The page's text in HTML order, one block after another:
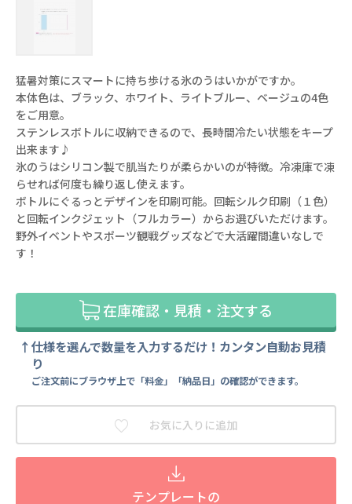
猛暑対策にスマートに持ち歩ける氷のうはいかがですか。
本体色は、ブラック、ホワイト、ライトブルー、ベージュの4色
をご用意。
ステンレスボトルに収納できるので、長時間冷たい状態をキープ
出来ます♪
氷のうはシリコン製で肌当たりが柔らかいのが特徴。冷凍庫で凍
らせれば何度も繰り返し使えます。
ボトルにぐるっとデザインを印刷可能。回転シルク印刷（１色）
と回転インクジェット（フルカラー）からお選びいただけます。
野外イベントやスポーツ観戦グッズなどで大活躍間違いなしで
す！
在庫確認・見積・注文する
仕様を選んで数量を入力するだけ！カンタン自動お見積
り
ご注文前にブラウザ上で「料金」「納品日」の確認ができます。
お気に入りに追加
テンプレートの